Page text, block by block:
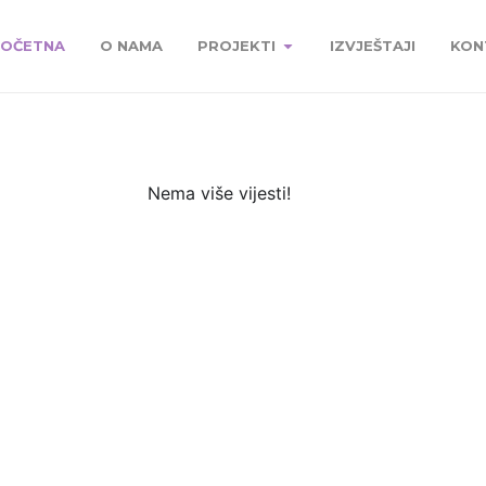
O NAMA PROJEKTI IZVJEŠTAJI
Nema više vijesti!